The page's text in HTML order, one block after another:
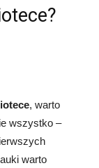
, warto
wszystko –
warto